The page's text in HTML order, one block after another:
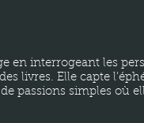
interrogeant les
livres. Elle capte
passions simples où